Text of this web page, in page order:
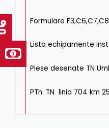
Formulare
Lista echipamente inst
Piese desenate TN
PTh. TN linia 704 km